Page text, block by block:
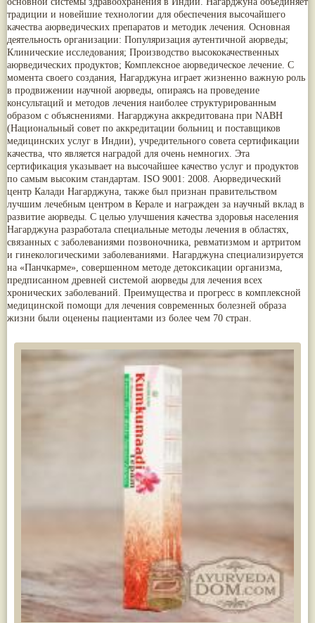
традиции и новейшие технологии для обеспечения высочайшего
качества аюрведических препаратов и методик лечения. Основная
деятельность организации: Популяризация аутентичной аюрведы;
Клинические исследования; Производство высококачественных
аюрведических продуктов; Комплексное аюрведическое лечение. С
момента своего создания, Нагарджуна играет жизненно важную роль
в продвижении научной аюрведы, опираясь на проведение
консультаций и методов лечения наиболее структурированным
образом с объяснениями. Нагарджуна аккредитована при NABH
(Национальный совет по аккредитации больниц и поставщиков
медицинских услуг в Индии), учредительного совета сертификации
качества, что является наградой для очень немногих. Эта
сертификация указывает на высочайшее качество услуг и продуктов
по самым высоким стандартам. ISO 9001: 2008. Аюрведический
центр Калади Нагарджуна, также был признан правительством
лучшим лечебным центром в Керале и награжден за научный вклад в
развитие аюрведы. С целью улучшения качества здоровья населения
Нагарджуна разработала специальные методы лечения в областях,
связанных с заболеваниями позвоночника, ревматизмом и артритом
и гинекологическими заболеваниями. Нагарджуна специализируется
на «Панчкарме», совершенном методе детоксикации организма,
предписанном древней системой аюрведы для лечения всех
хронических заболеваний. Преимущества и прогресс в комплексной
медицинской помощи для лечения современных болезней образа
жизни были оценены пациентами из более чем 70 стран.
Nirdosh(3)
Агастья расаяна(3)
Ашта чурна(3)
Аштаваргам(3)
Брами вати с золотом(3)
Брахма расаяна(3)
Брихатьяди (3)
Видарьяди(3)
Гуггул(3)
Дханвантарам 101(3)
Дханвантарам тайлам(3)
Кайлаш дживан(3)
Кальянака гритам(3)
Кримикутхар рас(3)
Кунжутное масло(3)
Кутаджа(3)
Кширабала(3)
Лив 52(3)
more...
Арджуна(19)
Касмарья(19)
Кориандр(19)
Туласи(18)
Барбарис индийский(17)
Зира(17)
Крапива индийская(17)
Патола(17)
Холарена - Кутаджа(17)
Шионака(17)
Аджван/Ажгон(16)
Акация катеху(16)
Кальций (16)
Укроп пахучий(16)
Дашамула(15)
Лодхра(14)
Моринга(14)
Перец кубеба(14)
Сахарный тростник(14)
Бхунимба/Андрографис метельчатый(13)
Гвоздика (13)
Кассия трубчатая(13)
Мезуя железная(13)
Мускатный орех(13)
Пажитник(13)
Паслён черный(13)
Коричник цейлонский
(12)
Мирра(12)
(9)
Вишня гималайская
(9)
Данти(9)
Мурва
Птерокарпус мешковидный (9)